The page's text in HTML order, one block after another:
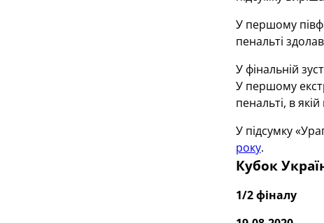
У першому
пенальті здолав
У фінальній
У першому
пенальті, в
У підсумку
року.
Кубок
1/2 фіналу